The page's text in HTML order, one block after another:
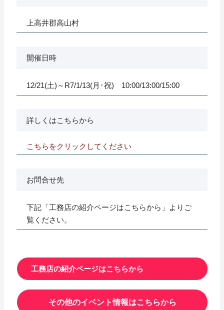
上高井郡高山村
開催日時
12/21(土)～R7/1/13(月･祝) 10:00/13:00/15:00
詳しくはこちらから
こちらをクリックしてください
お問合せ先
下記「工務店の紹介ページはこちらから」よりご
覧ください。
工務店の紹介ページはこちらから
その他のイベント情報はこちらから